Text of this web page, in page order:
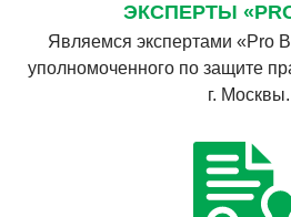
ЭКСПЕРТЫ
Являемся экспертами «Pro
уполномоченного по защите
г. Москвы.